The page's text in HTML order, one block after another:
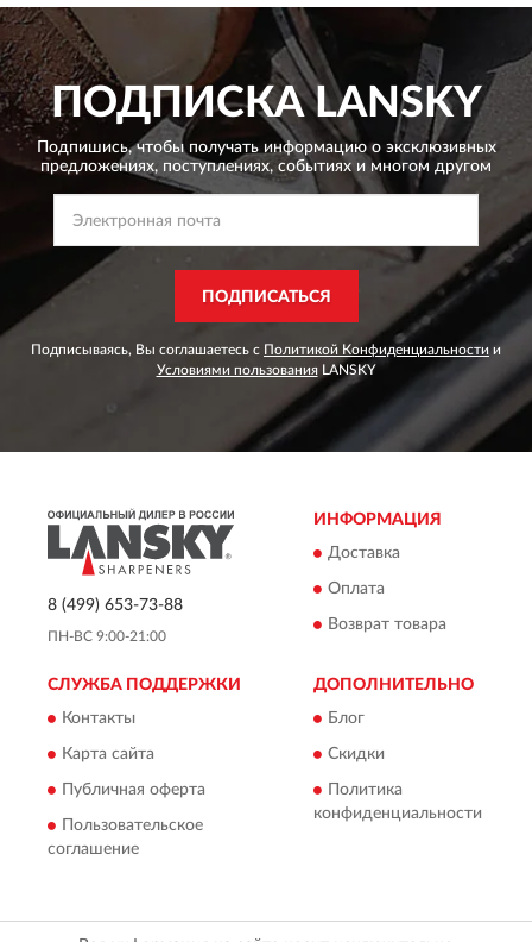
ПОДПИСКАLANSKY
Подпишись, чтобы получать информацию о эксклюзивных
предложениях, поступлениях, событиях и многом другом
ПОДПИСАТЬСЯ
Подписываясь, Вы соглашаетесь с Политикой Конфиденциальности и
Условиями пользованияLANSKY
8 (499) 653-73-88
ПН-ВС 9:00-21:00
ИНФОРМАЦИЯ
Доставка
Оплата
Возврат товара
СЛУЖБА ПОДДЕРЖКИ
Контакты
Карта сайта
Публичная оферта
Пользовательское
соглашение
ДОПОЛНИТЕЛЬНО
Блог
Скидки
Политика
конфиденциальности